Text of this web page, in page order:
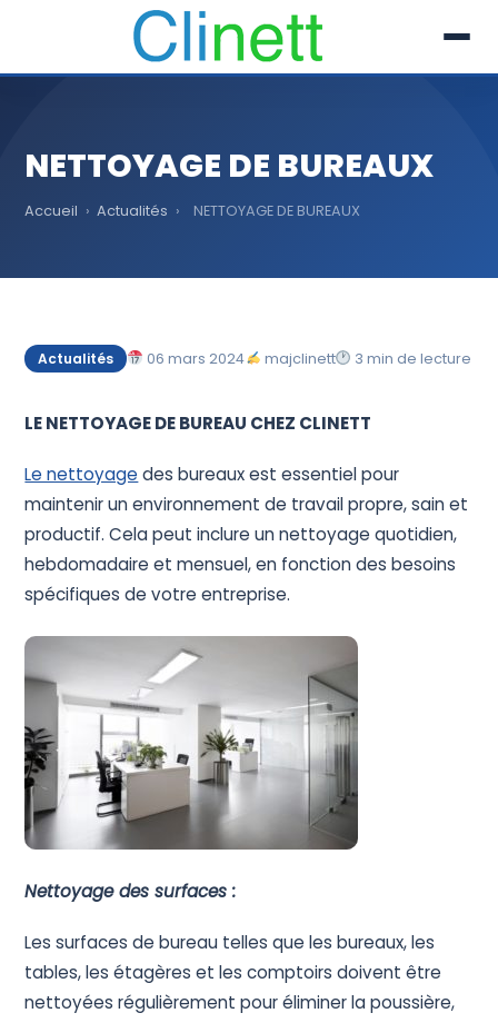
Prestations
Références
Secteur
Recrutement
01 30 51 04 09
Devis Gratuit
NETTOYAGE DE BUREAUX
Accueil › Actualités › NETTOYAGE DE BUREAUX
Actualités 06 mars 2024 majclinett 3 min de lecture
LE NETTOYAGE DE BUREAU CHEZ CLINETT
Le nettoyage des bureaux est essentiel pour
maintenir un environnement de travail propre, sain et
productif. Cela peut inclure un nettoyage quotidien,
hebdomadaire et mensuel, en fonction des besoins
spécifiques de votre entreprise.
Nettoyage des surfaces :
Les surfaces de bureau telles que les bureaux, les
tables, les étagères et les comptoirs doivent être
nettoyées régulièrement pour éliminer la poussière,